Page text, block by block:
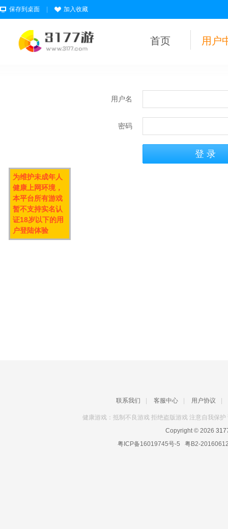
保存到桌面 加入收藏
首页 用户
用户名
密码
联系我们 客服中心 用户协议
健康游戏：抵制不良游戏 拒绝盗版游戏 注意自我保
Copyright © 2026
粤ICP备16019745号-5 粤B2-
为维护未成年人
健康上网环境，
本平台所有游戏
暂不支持实名认
证18岁以下的用
户登陆体验